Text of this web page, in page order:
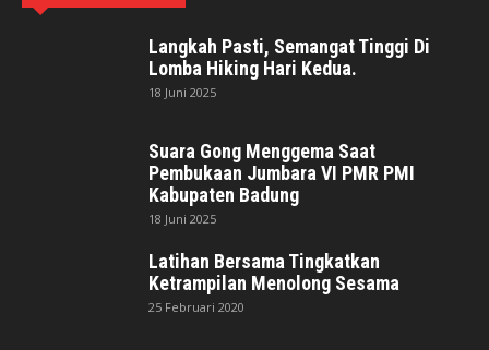
Langkah Pasti, Semangat Tinggi Di
Lomba Hiking Hari Kedua.
18 Juni 2025
Suara Gong Menggema Saat
Pembukaan Jumbara VI PMR PMI
Kabupaten Badung
18 Juni 2025
Latihan Bersama Tingkatkan
Ketrampilan Menolong Sesama
25 Februari 2020